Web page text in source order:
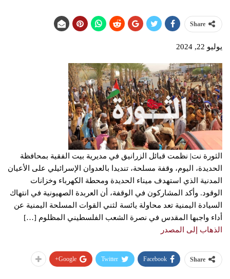
Share
يوليو 22, 2024
الثورة نت| نظمت قبائل الزرانيق في مديرية بيت الفقية بمحافظة
الحديدة، اليوم، وقفة مسلحة، تنديدا بالعدوان الإسرائيلي على الأعيان
المدنية الذي استهدف ميناء الحديدة ومحطة الكهرباء وخزانات
الوقود. وأكد المشاركون في الوقفة، أن العربدة الصهيونية في انتهاك
السيادة اليمنية تعد محاولة يائسة لثني القوات المسلحة اليمنية عن
أداء واجبها المقدس في نصرة الشعب الفلسطيني المظلوم […]
الذهاب إلى المصدر
Share
Facebook
Twitter
Google+